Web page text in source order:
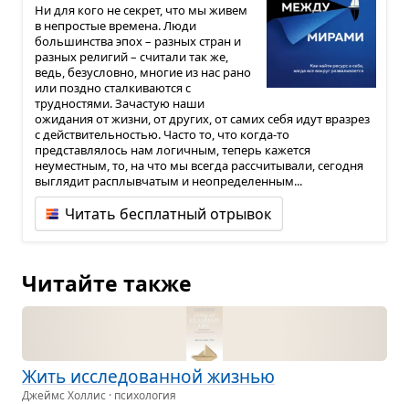
Ни для кого не секрет, что мы живем
в непростые времена. Люди
большинства эпох – разных стран и
разных религий – считали так же,
ведь, безусловно, многие из нас рано
или поздно сталкиваются с
трудностями. Зачастую наши
ожидания от жизни, от других, от самих себя идут вразрез
с действительностью. Часто то, что когда-то
представлялось нам логичным, теперь кажется
неуместным, то, на что мы всегда рассчитывали, сегодня
выглядит расплывчатым и неопределенным...
Читать бесплатный отрывок
Читайте также
Жить иссле­до­ван­ной жиз­нью
Джеймс Холлис · психология